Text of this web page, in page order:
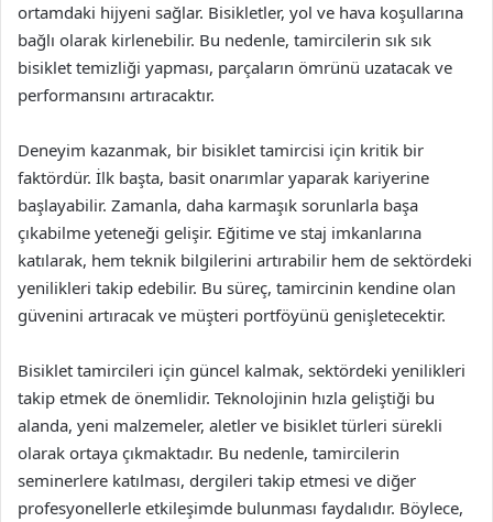
ortamdaki hijyeni sağlar. Bisikletler, yol ve hava koşullarına
bağlı olarak kirlenebilir. Bu nedenle, tamircilerin sık sık
bisiklet temizliği yapması, parçaların ömrünü uzatacak ve
performansını artıracaktır.
Deneyim kazanmak, bir bisiklet tamircisi için kritik bir
faktördür. İlk başta, basit onarımlar yaparak kariyerine
başlayabilir. Zamanla, daha karmaşık sorunlarla başa
çıkabilme yeteneği gelişir. Eğitime ve staj imkanlarına
katılarak, hem teknik bilgilerini artırabilir hem de sektördeki
yenilikleri takip edebilir. Bu süreç, tamircinin kendine olan
güvenini artıracak ve müşteri portföyünü genişletecektir.
Bisiklet tamircileri için güncel kalmak, sektördeki yenilikleri
takip etmek de önemlidir. Teknolojinin hızla geliştiği bu
alanda, yeni malzemeler, aletler ve bisiklet türleri sürekli
olarak ortaya çıkmaktadır. Bu nedenle, tamircilerin
seminerlere katılması, dergileri takip etmesi ve diğer
profesyonellerle etkileşimde bulunması faydalıdır. Böylece,